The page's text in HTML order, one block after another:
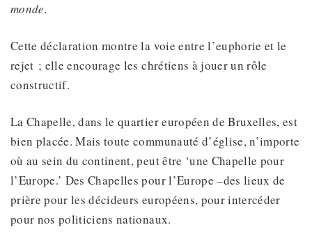
monde.
Cette déclaration montre la voie entre l’euphorie et le
rejet ; elle encourage les chrétiens à jouer un rôle
constructif.
La Chapelle, dans le quartier européen de Bruxelles, est
bien placée. Mais toute communauté d’église, n’importe
où au sein du continent, peut être ‘une Chapelle pour
l’Europe.’ Des Chapelles pour l’Europe –des lieux de
prière pour les décideurs européens, pour intercéder
pour nos politiciens nationaux.